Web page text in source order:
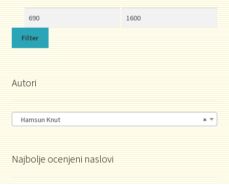
Minimalna
Maksimalna
cena
Filter
Autori
×
Hamsun Knut
Najbolje ocenjeni naslovi